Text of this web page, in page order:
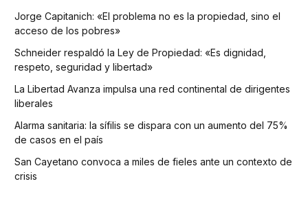
Jorge Capitanich: «El problema no es la propiedad, sino el
acceso de los pobres»
Schneider respaldó la Ley de Propiedad: «Es dignidad,
respeto, seguridad y libertad»
La Libertad Avanza impulsa una red continental de dirigentes
liberales
Alarma sanitaria: la sífilis se dispara con un aumento del 75%
de casos en el país
San Cayetano convoca a miles de fieles ante un contexto de
crisis